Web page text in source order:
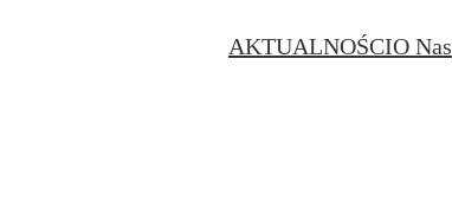
AKTUALNOŚCIO Nas